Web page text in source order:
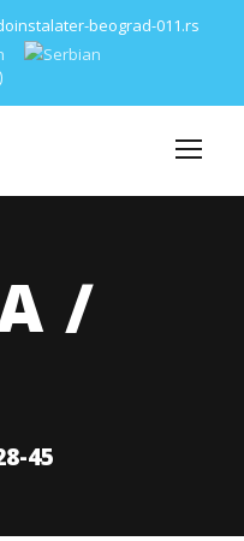
beograd-011.rs
/
45